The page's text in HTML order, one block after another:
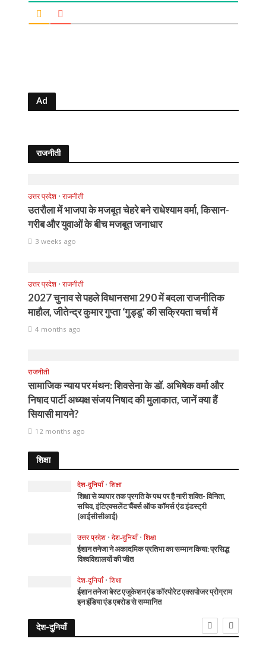
Ad
राजनीती
उत्तर प्रदेश • राजनीती
उतरौला में भाजपा के मजबूत चेहरे बने राधेश्याम वर्मा, किसान-
गरीब और युवाओं के बीच मजबूत जनाधार
3 weeks ago
उत्तर प्रदेश • राजनीती
2027 चुनाव से पहले विधानसभा 290 में बदला राजनीतिक
माहौल, जीतेन्द्र कुमार गुप्ता ‘गुड्डू’ की सक्रियता चर्चा में
4 months ago
राजनीती
सामाजिक न्याय पर मंथन: शिवसेना के डॉ. अभिषेक वर्मा और
निषाद पार्टी अध्यक्ष संजय निषाद की मुलाकात, जानें क्या हैं
सियासी मायने?
12 months ago
शिक्षा
देश-दुनियाँ • शिक्षा
शिक्षा से व्यापार तक प्रगति के पथ पर है नारी शक्ति- विनिता,
सचिव, इंटिएक्सलेंट चैंबर्स ऑफ कॉमर्स एंड इंडस्ट्री
(आईसीसीआई)
उत्तर प्रदेश • देश-दुनियाँ • शिक्षा
ईशान तनेजा ने अकादमिक प्रतिभा का सम्मान किया: प्रसिद्ध
विश्वविद्यालयों की जीत
देश-दुनियाँ • शिक्षा
ईशान तनेजा बेस्ट एजुकेशन एंड कॉरपोरेट एक्सपोजर प्रोग्राम
इन इंडिया एंड एबरोड से सम्मानित
देश-दुनियाँ